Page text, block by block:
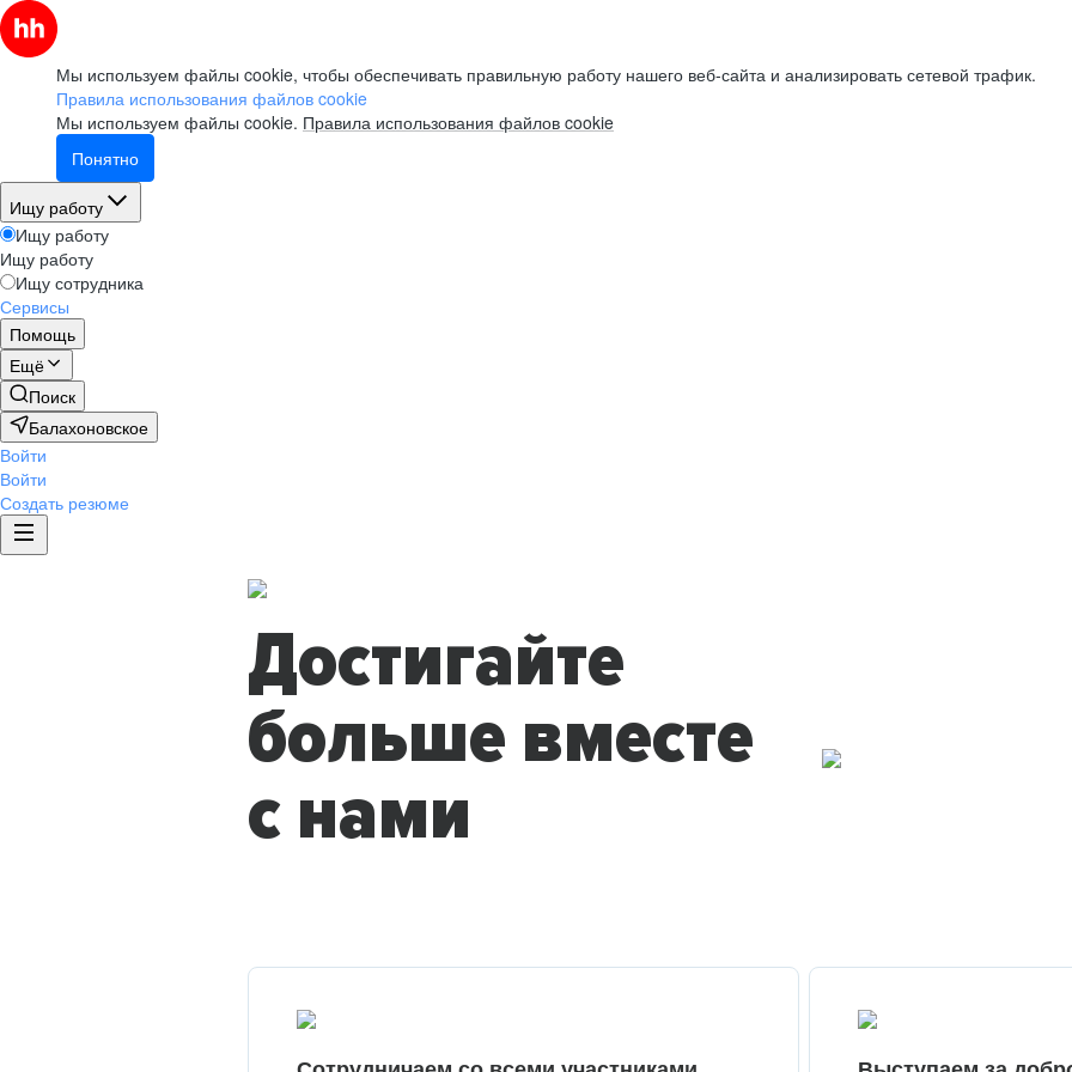
Мы используем файлы cookie, чтобы обеспечивать правильную работу нашего веб-сайта и анализировать сетевой трафик.
Правила использования файлов cookie
Мы используем файлы cookie. Правила использования файлов cookie
Понятно
Ищу работу
Ищу работу
Ищу работу
Ищу сотрудника
Сервисы
Помощь
Ещё
Поиск
Балахоновское
Войти
Войти
Создать резюме
Достигайте
больше вместе
с нами